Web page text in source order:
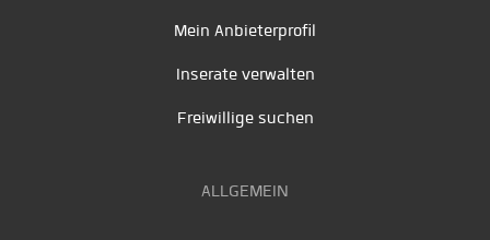
Mein Anbieterprofil
Inserate verwalten
Freiwillige suchen
ALLGEMEIN